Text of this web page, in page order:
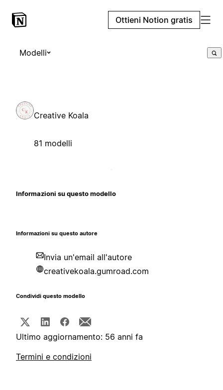
Ottieni Notion gratis
Modelli
Creative Koala
81 modelli
Informazioni su questo modello
Informazioni su questo autore
Invia un'email all'autore
creativekoala.gumroad.com
Condividi questo modello
Ultimo aggiornamento: 56 anni fa
Termini e condizioni